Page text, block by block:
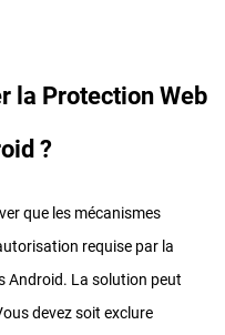
la Protection Web
?
que les mécanismes
requise par la
Android. La solution peut
devez soit exclure